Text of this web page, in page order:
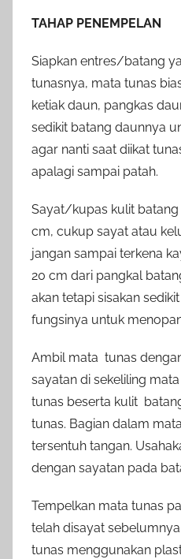
TAHAP PENEMPELAN
Siapkan entres/batang
tunasnya, mata tunas
ketiak daun, pangkas
sedikit batang daunnya
agar nanti saat diikat
apalagi sampai patah.
Sayat/kupas kulit batang
cm, cukup sayat atau
jangan sampai terkena
20 cm dari pangkal
akan tetapi sisakan
fungsinya untuk
Ambil mata tunas
sayatan di sekeliling
tunas beserta kulit
tunas. Bagian dalam
tersentuh tangan.
dengan sayatan pada
Tempelkan mata tunas
telah disayat
tunas menggunakan